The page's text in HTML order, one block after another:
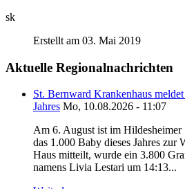
sk
Erstellt am 03. Mai 2019
Aktuelle Regionalnachrichten
St. Bernward Krankenhaus
Jahres Mo, 10.08.2026 - 11:07
Am 6. August ist im
das 1.000 Baby dieses Jahres zur
Haus mitteilt, wurde ein 3.800
namens Livia Lestari um 14:13...